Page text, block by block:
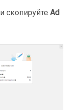
и скопируйте Ad